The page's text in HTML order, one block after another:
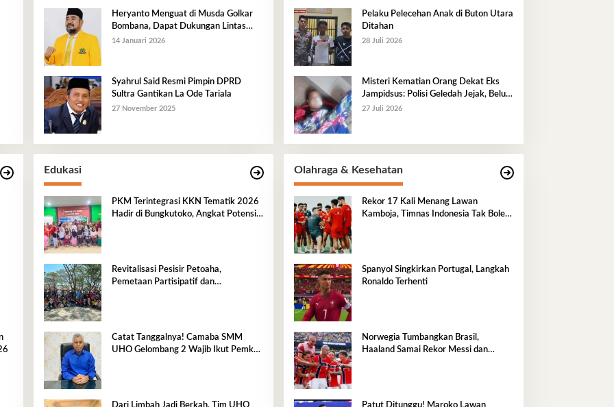
Heryanto Menguat di Musda Golkar
Bombana, Dapat Dukungan Lintas
Fraksi dan Akar Rumput
14 Januari 2026
Syahrul Said Resmi Pimpin DPRD
Sultra Gantikan La Ode Tariala
27 November 2025
Edukasi
PKM Terintegrasi KKN Tematik 2026
Hadir di Bungkutoko, Angkat Potensi
Revitalisasi Pesisir Petoaha,
Pemetaan Partisipatif dan
Catat Tanggalnya! Camaba SMM
UHO Gelombang 2 Wajib Ikut Pemkes
Pelaku Pelecehan Anak di Buton Utara
Ditahan
28 Juli 2026
Misteri Kematian Orang Dekat Eks
Jampidsus: Polisi Geledah Jejak, Belum
Ada Kesimpulan
27 Juli 2026
Olahraga & Kesehatan
Rekor 17 Kali Menang Lawan
Kamboja, Timnas Indonesia Tak Boleh
Spanyol Singkirkan Portugal, Langkah
Ronaldo Terhenti
Norwegia Tumbangkan Brasil,
Haaland Samai Rekor Messi dan